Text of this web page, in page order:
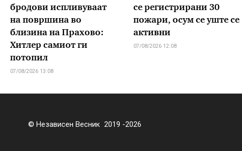
бродови испливуваат
на површина во
близина на Прахово:
Хитлер самиот ги
потопил
07/08/2026 13:08
се регистрирани 30
пожари, осум се уште се
активни
07/08/2026 12:08
© Независен Весник 2019 -2026